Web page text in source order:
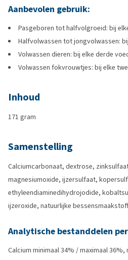
Aanbevolen gebruik:
Pasgeboren tot halfvolgroeid: bij
Halfvolwassen tot jongvolwassen:
Volwassen dieren: bij elke derde
Volwassen fokvrouwtjes: bij elke
Inhoud
171 gram
Samenstelling
Calciumcarbonaat, dextrose,
magnesiumoxide, ijzersulfaat,
ethyleendiaminedihydrojodide,
ijzeroxide, natuurlijke
Analytische bestanddelen
Calcium minimaal 34% / maximaal